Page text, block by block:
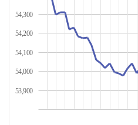
53,900
54,000
54,100
54,200
54,300